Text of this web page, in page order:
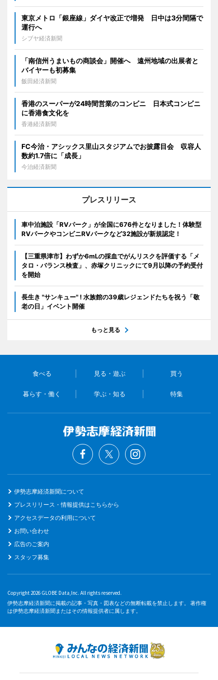
東京メトロ「銀座線」ダイヤ改正で増発 日中は3分間隔で
運行へ
シブヤ経済新聞
「南信州うまいもの商談会」開催へ 遠州地域の出展者と
バイヤーも初募集
飯田経済新聞
香港のスーパーが24時間営業のコンビニ 日本式コンビニ
に香港食文化を
香港経済新聞
FC今治・アシックス里山スタジアムでお披露目会 収容人
数約1.7倍に「成長」
今治経済新聞
プレスリリース
車中泊施設「RVパーク」が全国に676件となりました！体験型
RVパークやコンビニRVパークなど32施設が新規認定！
【三重県津市】わずか6mLの採血でがんリスクを評価する「メ
タロ・バランス検査」、赤塚クリニックにて9月以降の予約受付
を開始
長生き "サンキュー" ! 水族館の39歳レジェンドたちを祝う「敬
老の日」イベント開催
もっと見る
食べる 見る・遊ぶ 買う
暮らす・働く 学ぶ・知る 特集
伊勢志摩経済新聞について
プレスリリース・情報提供はこちらから
アクセスデータの利用について
お問い合わせ
広告のご案内
スタッフ募集
Copyright 2026 GLOBE Data,Inc. All rights reserved.
伊勢志摩経済新聞に掲載の記事・写真・図表などの無断転載を禁止します。 著作権
は伊勢志摩経済新聞またはその情報提供者に属します。